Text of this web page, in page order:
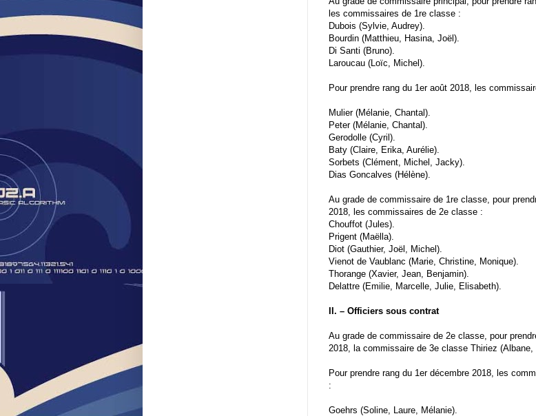
les commissaires de 1re classe :
Dubois (Sylvie, Audrey).
Bourdin (Matthieu, Hasina, Joël).
Di Santi (Bruno).
Laroucau (Loïc, Michel).
Pour prendre rang du 1er août 2018, les
Mulier (Mélanie, Chantal).
Peter (Mélanie, Chantal).
Gerodolle (Cyril).
Baty (Claire, Erika, Aurélie).
Sorbets (Clément, Michel, Jacky).
Dias Goncalves (Hélène).
Au grade de commissaire de 1re classe, pour
2018, les commissaires de 2e classe :
Chouffot (Jules).
Prigent (Maëlla).
Diot (Gauthier, Joël, Michel).
Vienot de Vaublanc (Marie, Christine, Monique).
Thorange (Xavier, Jean, Benjamin).
Delattre (Emilie, Marcelle, Julie, Elisabeth).
II. – Officiers sous contrat
Au grade de commissaire de 2e classe, pour
2018, la commissaire de 3e classe Thiriez (Albane,
Pour prendre rang du 1er décembre 2018, les
:
Goehrs (Soline, Laure, Mélanie).